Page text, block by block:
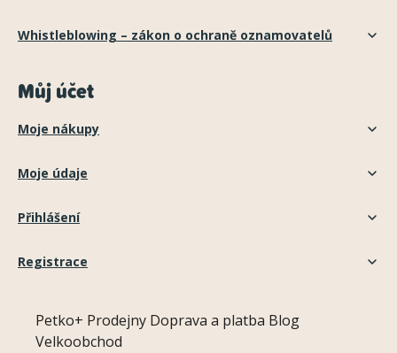
Whistleblowing – zákon o ochraně oznamovatelů
Můj účet
Moje nákupy
Moje údaje
Přihlášení
Registrace
Petko+ Prodejny Doprava a platba Blog
Velkoobchod